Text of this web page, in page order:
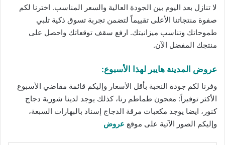
لا تنازل بعد اليوم بين الجودة العالية والسعر المناسب. اخترنا لكم
صفوة منتجاتنا الأعلى تقييماً لتضمن تجربة تسوق ذكية تلبي
طموحاتك وتناسب ميزانيتك. ارفع سقف توقعاتك واحصل على
منتجك المفضل الآن.
عروض المدينة هايبر لهذا الأسبوع:
وفرنا لكم جودة النخبة بأقل الأسعار وإليكم قائمة مقاضي الأسبوع
الأكثر توفيراً: معجون طماطم رنا، كذلك يوجد لدينا شوربة دجاج
كنور، ايضا يوجد مكعبات مرقة الدجاج إسناد بالبهارات السبعة،
وإليكم الصور الآتية على موقع عروض